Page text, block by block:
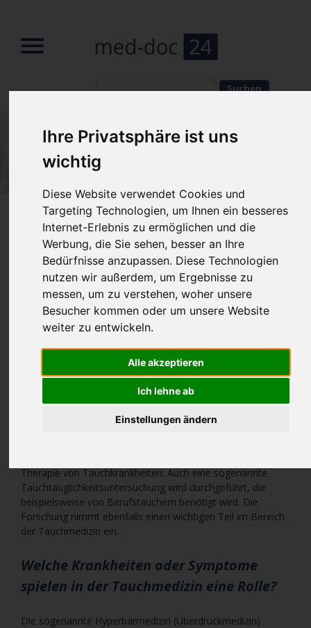
Ihre Privatsphäre ist uns
wichtig
Diese Website verwendet Cookies und
Targeting Technologien, um Ihnen ein besseres
Internet-Erlebnis zu ermöglichen und die
Werbung, die Sie sehen, besser an Ihre
Bedürfnisse anzupassen. Diese Technologien
nutzen wir außerdem, um Ergebnisse zu
messen, um zu verstehen, woher unsere
Besucher kommen oder um unsere Website
weiter zu entwickeln.
Alle akzeptieren
Ich lehne ab
Einstellungen ändern
Home»Fachbereiche»Pneumologie»Tauchmedizin
Tauchmedizin – moderne
diagnostische und therapeutische
Verfahren
ausgesetzt als dies beispielsweise an Land der Fall ist. Mit
steigender Tiefe nimmt etwa der Druck zu und die
Beatmung muss über spezielle Geräte erfolgen. Die
Tauchmedizin setzt sich mit dieser besonderen Problematik
auseinander und kann bei Erkrankungen helfen, die nach
einem Tauchgang auftreten können.
Therapie von Tauchkrankheiten. Auch eine sogenannte
Tauchtauglichkeitsuntersuchung wird durchgeführt, die
beispielsweise von Berufstauchern benötigt wird. Die
Forschung nimmt ebenfalls einen wichtigen Teil im Bereich
der Tauchmedizin ein.
Welche Krankheiten oder Symptome
spielen in der Tauchmedizin eine Rolle?
Die sogenannte Hyperbarmedizin (Überdruckmedizin)